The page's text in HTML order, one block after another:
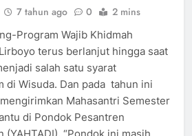
7 tahun ago 0 2 mins
Program Wajib Khidmah
terus berlanjut hingga saat
salah satu syarat
di Wisuda. Dan pada tahun ini
Mahasantri Semester
di Pondok Pesantren
(YAHTADI). “Pondok ini masih